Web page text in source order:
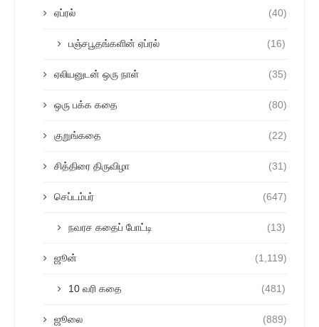
ஏப்ரல் (40)
பஞ்சபூதங்களின் ஏப்ரல் (16)
ஏலியனுடன் ஒரு நாள் (35)
ஒரு பக்க கதை (80)
குறுங்கதை (22)
சித்திரை திருவிழா (31)
செப்டம்பர் (647)
நவரச கதைப் போட்டி (13)
ஜூன் (1,119)
10 வரி கதை (481)
ஜூலை (889)